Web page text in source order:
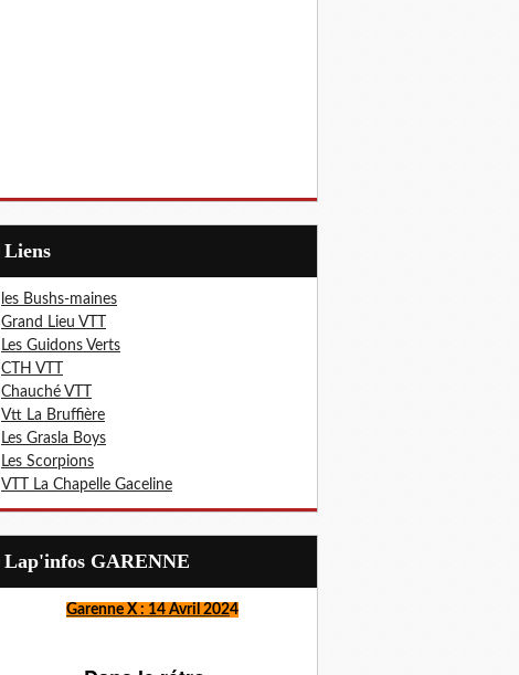
Liens
les Bushs-maines
Grand Lieu VTT
Les Guidons Verts
CTH VTT
Chauché VTT
Vtt La Bruffière
Les Grasla Boys
Les Scorpions
VTT La Chapelle Gaceline
Lap'infos GARENNE
Garenne X : 14 Avril 2024